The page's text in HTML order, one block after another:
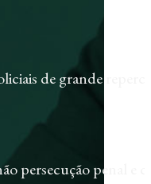
de grande
persecução penal e